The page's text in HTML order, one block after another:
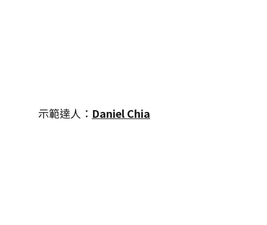
示範達人： Daniel Chia